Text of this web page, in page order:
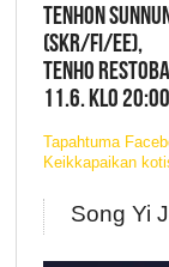
TENHON
(SKR/FI/EE),
TENHO
11.6. KLO 20:00
Tapahtuma
Keikkapaikan
Song Yi